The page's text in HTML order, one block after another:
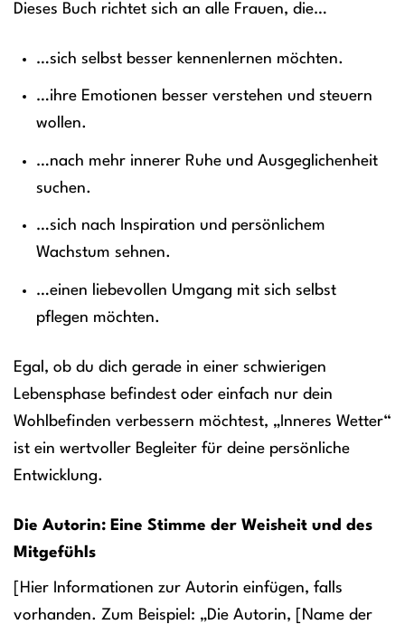
Dieses Buch richtet sich an alle Frauen, die…
…sich selbst besser kennenlernen möchten.
…ihre Emotionen besser verstehen und steuern
wollen.
…nach mehr innerer Ruhe und Ausgeglichenheit
suchen.
…sich nach Inspiration und persönlichem
Wachstum sehnen.
…einen liebevollen Umgang mit sich selbst
pflegen möchten.
Egal, ob du dich gerade in einer schwierigen
Lebensphase befindest oder einfach nur dein
Wohlbefinden verbessern möchtest, „Inneres Wetter“
ist ein wertvoller Begleiter für deine persönliche
Entwicklung.
Die Autorin: Eine Stimme der Weisheit und des
Mitgefühls
[Hier Informationen zur Autorin einfügen, falls
vorhanden. Zum Beispiel: „Die Autorin, [Name der